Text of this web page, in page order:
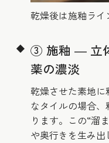
乾燥後は施釉ライ
③ 施釉 ― 立
薬の濃淡
乾燥させた素地
なタイルの場合
ります。この“溜
や奥行きを生み出